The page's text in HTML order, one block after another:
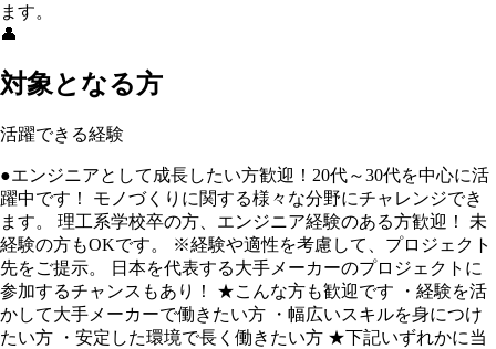
ます。
👤
対象となる方
活躍できる経験
●エンジニアとして成長したい方歓迎！20代～30代を中心に活
躍中です！ モノづくりに関する様々な分野にチャレンジでき
ます。 理工系学校卒の方、エンジニア経験のある方歓迎！ 未
経験の方もOKです。 ※経験や適性を考慮して、プロジェクト
先をご提示。 日本を代表する大手メーカーのプロジェクトに
参加するチャンスもあり！ ★こんな方も歓迎です ・経験を活
かして大手メーカーで働きたい方 ・幅広いスキルを身につけ
たい方 ・安定した環境で長く働きたい方 ★下記いずれかに当